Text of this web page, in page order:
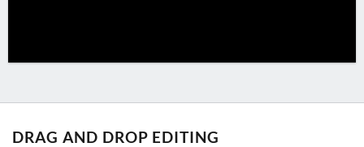
DRAG AND DROP EDITING